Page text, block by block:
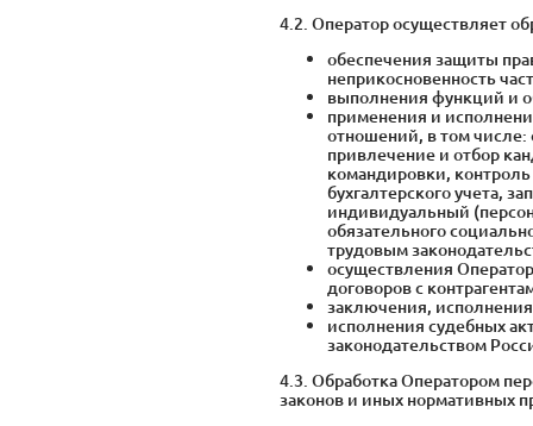
4.2. Оператор осуществляет
обеспечения защиты
неприкосновенность
выполнения функций и
применения и
отношений, в том числе:
привлечение и отбор
командировки,
бухгалтерского учета,
индивидуальный
обязательного
трудовым
осуществления
договоров с
заключения,
исполнения судебных
законодательством
4.3. Обработка Оператором
законов и иных нормативных